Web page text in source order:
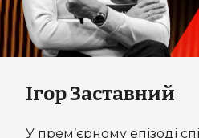
Ігор Заставний
У прем’єрному епізоді